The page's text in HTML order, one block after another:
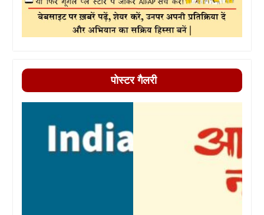
पोस्टर गैलरी